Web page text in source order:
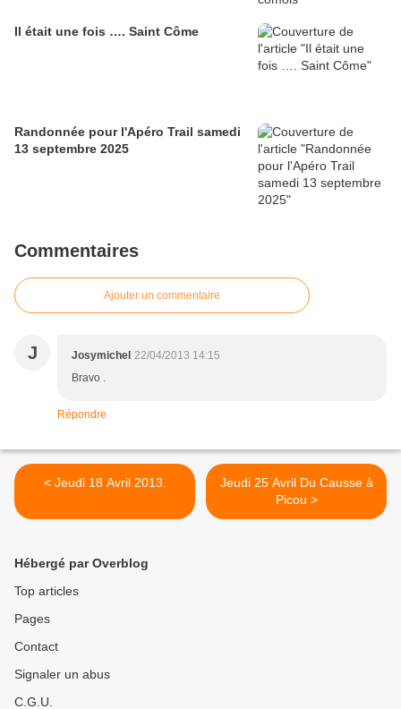
Il était une fois …. Saint Côme
Randonnée pour l'Apéro Trail samedi
13 septembre 2025
Commentaires
Ajouter un commentaire
J Josymichel 22/04/2013 14:15
Bravo .
Répondre
< Jeudi 18 Avril 2013.
Jeudi 25 Avril Du Causse à
Picou >
Hébergé par Overblog
Top articles
Pages
Contact
Signaler un abus
C.G.U.